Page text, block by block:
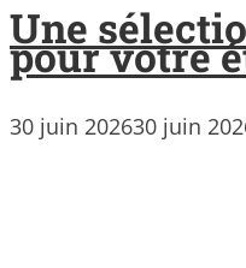
Une
pour votre
30 juin 202630 juin